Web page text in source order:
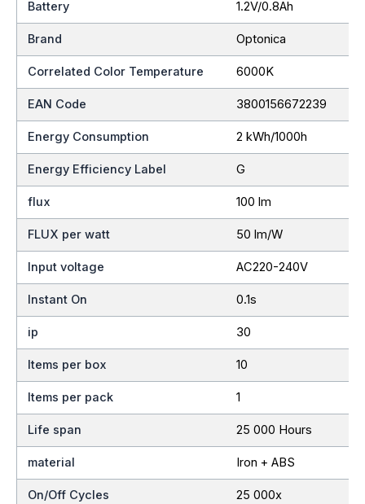
Battery 1.2V/0.8Ah
Brand Optonica
Correlated Color Temperature 6000K
EAN Code 3800156672239
Energy Consumption 2 kWh/1000h
Energy Efficiency Label G
flux 100 lm
FLUX per watt 50 lm/W
Input voltage AC220-240V
Instant On 0.1s
ip 30
Items per box 10
Items per pack 1
Life span 25 000 Hours
material Iron + ABS
On/Off Cycles 25 000x